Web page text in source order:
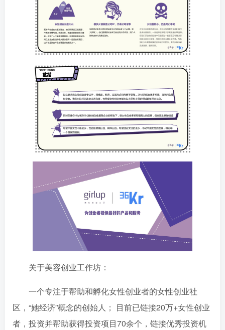
关于美容创业工作坊：
一个专注于帮助和孵化女性创业者的女性创业社
区，“她经济”概念的创始人； 目前已链接20万+女性创业
者，投资并帮助获得投资项目70余个，链接优秀投资机